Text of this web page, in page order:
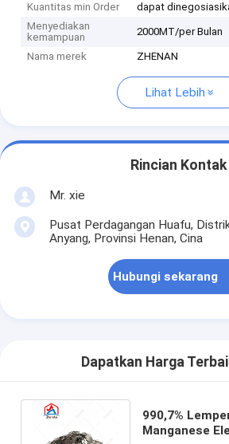
Kuantitas min Order
dapat
Menyediakan
kemampuan
2000MT/per Bulan
Nama merek ZHENAN
Lihat Lebih
Rincian Kontak
Mr. xie
Pusat Perdagangan Huafu,
Anyang, Provinsi Henan, Cina
Hubungi sekarang
Dapatkan Harga
990,7%
Manganese